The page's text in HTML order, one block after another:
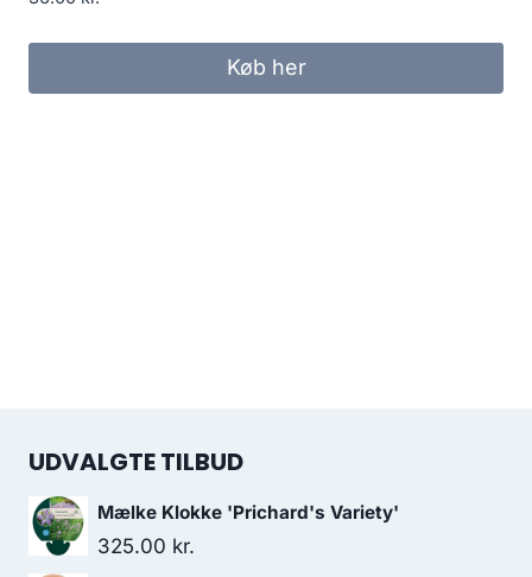
Køb her
UDVALGTE TILBUD
Mælke Klokke 'Prichard's Variety'
325.00 kr.